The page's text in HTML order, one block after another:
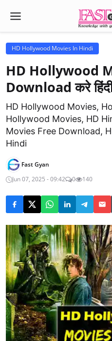
HD Hollywood Movies In Hindi
HD Hollywood
Download करे
HD Hollywood Movies,
Hollywood Movies, HD
Movies Free Download,
Hindi
Fast Gyan
Jun 07, 2025 - 09:42
0 140